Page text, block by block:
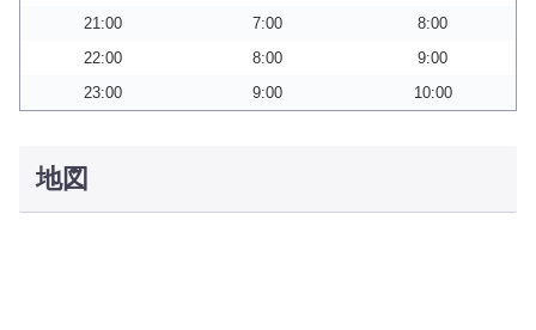
21:00
7:00
8:00
22:00
8:00
9:00
23:00
9:00 10:00
地図